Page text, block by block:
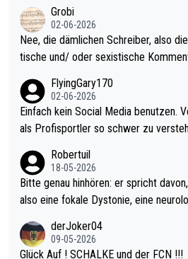
ohl wenig WDF Turniere spielen. Dies
es Jahr der Fall. Er musste als
den Qualifier und ich glaube kaum,
el hat.
Grobi
02-06-2026
Nee, die dämlichen Schreiber, also
tische und/ oder sexistische
s Leben in den Griff kriegen. Nur eins
r war doch neulich erst derjenige, der
rovoziert hat. Und Littlers Mutter
FlyingGary170
02-06-2026
Einfach kein Social Media benutzen.
als Profisportler so schwer zu
Robertuil
18-05-2026
Bitte genau hinhören: er spricht
also eine fokale Dystonie, eine
erden, im Arm hat. Und, dass
be immer noch, dass sehr viele der
derJoker04
09-05-2026
Glück Auf ! SCHALKE und der FCN !!!